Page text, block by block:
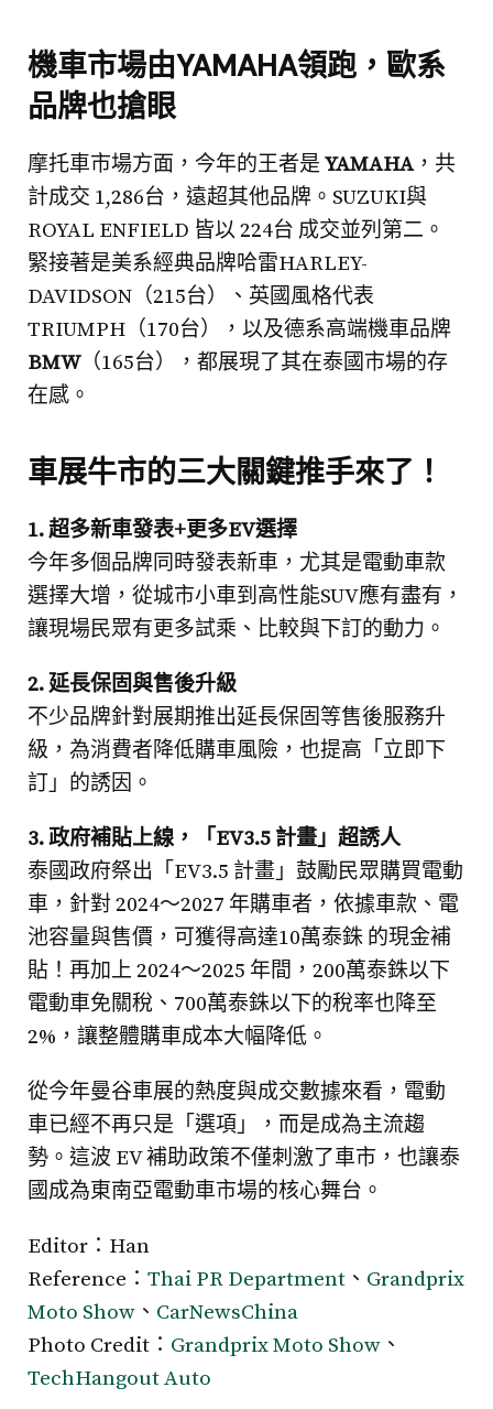
機車市場由YAMAHA領跑，歐系
品牌也搶眼
摩托車市場方面，今年的王者是YAMAHA，共
計成交 1,286台，遠超其他品牌。SUZUKI與
ROYAL ENFIELD 皆以 224台 成交並列第二。
緊接著是美系經典品牌哈雷HARLEY-
DAVIDSON（215台）、英國風格代表
TRIUMPH（170台），以及德系高端機車品牌
BMW（165台），都展現了其在泰國市場的存
在感。
車展牛市的三大關鍵推手來了！
1. 超多新車發表+更多EV選擇
今年多個品牌同時發表新車，尤其是電動車款
選擇大增，從城市小車到高性能SUV應有盡有，
讓現場民眾有更多試乘、比較與下訂的動力。
2. 延長保固與售後升級
不少品牌針對展期推出延長保固等售後服務升
級，為消費者降低購車風險，也提高「立即下
訂」的誘因。
3. 政府補貼上線，「EV3.5 計畫」超誘人
泰國政府祭出「EV3.5 計畫」鼓勵民眾購買電動
車，針對 2024～2027 年購車者，依據車款、電
池容量與售價，可獲得高達10萬泰銖 的現金補
貼！再加上 2024～2025 年間，200萬泰銖以下
電動車免關稅、700萬泰銖以下的稅率也降至
2%，讓整體購車成本大幅降低。
從今年曼谷車展的熱度與成交數據來看，電動
車已經不再只是「選項」，而是成為主流趨
勢。這波 EV 補助政策不僅刺激了車市，也讓泰
國成為東南亞電動車市場的核心舞台。
Editor：Han
Reference： Thai PR Department 、 Grandprix
Moto Show 、 CarNewsChina
Photo Credit： Grandprix Moto Show 、
TechHangout Auto